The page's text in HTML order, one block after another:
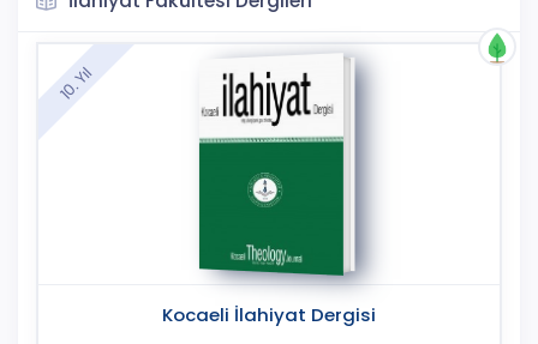
Kocaeli İlahiyat Dergisi
10. Yıl